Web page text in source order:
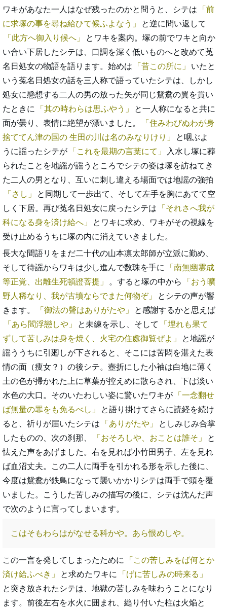
ワキがあなた一人はなぜ残ったのかと問うと、シテは
前
に求塚の事を尋ね給ひて候ふよなう
と逆に問い返して
此方へ御入り候へ
とワキを案内。塚の前でワキと向か
い合い下居したシテは、口調を深く低いものへと改めて菟
名日処女の物語を語ります。始めは
昔この所に
いたと
いう菟名日処女の話を三人称で語っていたシテは、しかし
処女に懸想する二人の男の放った矢が同じ鴛鴦の翼を貫い
たときに
其の時わらは思ふやう
と一人称になると共に
面が曇り、表情に絶望が漂いました。
住みわびぬわが身
捨ててん津の国の 生田の川は名のみなりけり
と咽ぶよ
うに謡ったシテが
これを最期の言葉にて
入水し塚に葬
られたことを地謡が謡うところでシテの姿は塚を訪ねてき
た二人の男となり、互いに刺し違える場面では地謡の強拍
さし
と同期して一歩出て、そして左手を胸にあてて空
しく下居。再び菟名日処女に戻ったシテは
それさへ我が
科になる身を済け給へ
とワキに求め、ワキがその視線を
受け止めるうちに塚の内に消えていきました。
長大な間語リをまだ二十代の山本凛太郎師が立派に勤め、
そして待謡からワキは少し進んで数珠を手に
南無幽霊成
等正覚、出離生死頓證菩提
。すると塚の中から
おう曠
野人稀なり、我が古墳ならでまた何物ぞ
とシテの声が響
きます。
御法の聲はありがたや
と感謝するかと思えば
あら閻浮戀しや
と未練を示し、そして
埋れも果て
ずして苦しみは身を焼く、火宅の住處御覧ぜよ
と地謡が
謡ううちに引廻しが下されると、そこには苦悶を湛えた表
情の面（痩女？）の後シテ。壺折にした小袖は白地に薄く
土の色が掃かれた上に草葉が控えめに散らされ、下は淡い
水色の大口。そのいたわしい姿に驚いたワキが
一念翻せ
ば無量の罪をも免るべし
と語り掛けてさらに読経を続け
ると、祈りが届いたシテは
ありがたや
としみじみ合掌
したものの、次の刹那、
おそろしや、おことは誰そ
と
怯えた声をあげました。右を見れば小竹田男子、左を見れ
ば血沼丈夫。この二人に両手を引かれる形を示した後に、
今度は鴛鴦が鉄鳥になって襲いかかりシテは両手で頭を覆
いました。こうした苦しみの描写の後に、シテは沈んだ声
で次のように言ってしまいます。
こはそもわらはがなせる科かや。あら恨めしや。
この一言を発してしまったために
この苦しみをば何とか
済け給ふべき
と求めたワキに
げに苦しみの時来る
と突き放されたシテは、地獄の苦しみを味わうことになり
ます。前後左右を水火に囲まれ、縋り付いた柱は火焔と